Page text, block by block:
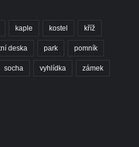
kaple kostel kříž
deska park pomník
socha vyhlídka zámek